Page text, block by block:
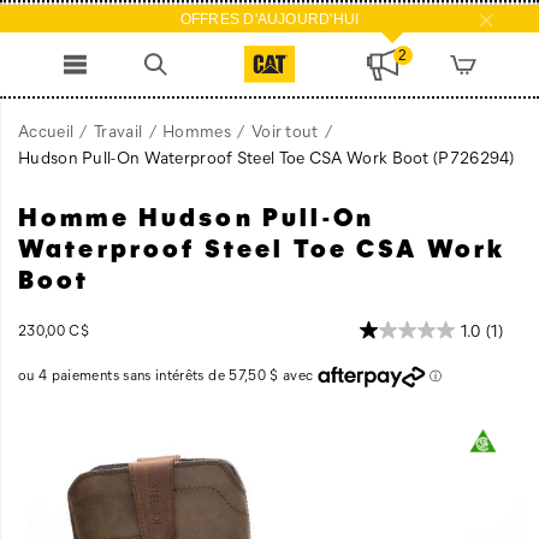
OFFRES D'AUJOURD'HUI
2
Accueil Travail Hommes
Voir tout
Hudson Pull-On Waterproof Steel Toe CSA Work Boot (P726294)
Hudson
Pull-
On
Waterproof
Toe
Work
https://www.catfootwear.com/CA/fr_CA/hudson-
pull-
on-
waterproof-
toe-
work-
Homme Hudson Pull-On
Waterproof Steel Toe CSA Work
Boot
230,00 C$InStock 1.0 (1)